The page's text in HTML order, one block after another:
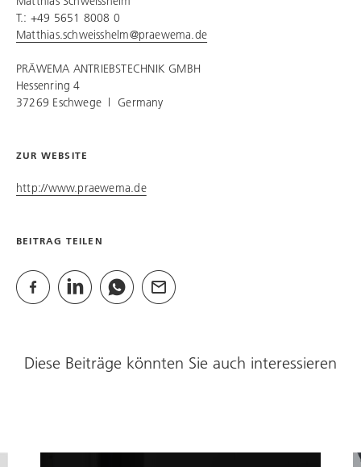
T.: +49 5651 8008 0
Matthias.schweisshelm@praewema.de
PRÄWEMA ANTRIEBSTECHNIK GMBH
Hessenring 4
37269 Eschwege l Germany
ZUR WEBSITE
http://www.praewema.de
BEITRAG TEILEN
Diese Beiträge könnten Sie auch interessieren